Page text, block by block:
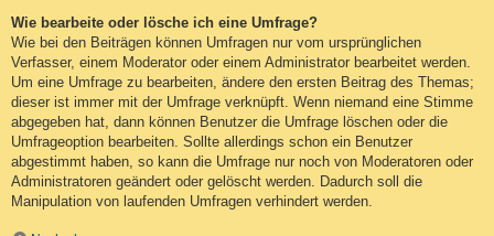
Wie bearbeite oder lösche ich eine Umfrage?
Wie bei den Beiträgen können Umfragen nur vom ursprünglichen
Verfasser, einem Moderator oder einem Administrator bearbeitet werden.
Um eine Umfrage zu bearbeiten, ändere den ersten Beitrag des Themas;
dieser ist immer mit der Umfrage verknüpft. Wenn niemand eine Stimme
abgegeben hat, dann können Benutzer die Umfrage löschen oder die
Umfrageoption bearbeiten. Sollte allerdings schon ein Benutzer
abgestimmt haben, so kann die Umfrage nur noch von Moderatoren oder
Administratoren geändert oder gelöscht werden. Dadurch soll die
Manipulation von laufenden Umfragen verhindert werden.